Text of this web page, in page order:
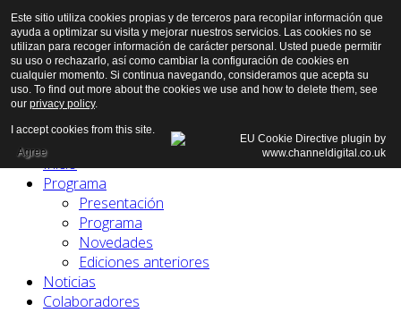
Inicio
Programa
Presentación
Programa
Novedades
Ediciones anteriores
Noticias
Colaboradores
Este sitio utiliza cookies propias y de terceros para recopilar información que
ayuda a optimizar su visita y mejorar nuestros servicios. Las cookies no se
utilizan para recoger información de carácter personal. Usted puede permitir
su uso o rechazarlo, así como cambiar la configuración de cookies en
cualquier momento. Si continua navegando, consideramos que acepta su
uso. To find out more about the cookies we use and how to delete them, see
our privacy policy.
I accept cookies from this site.
Agree